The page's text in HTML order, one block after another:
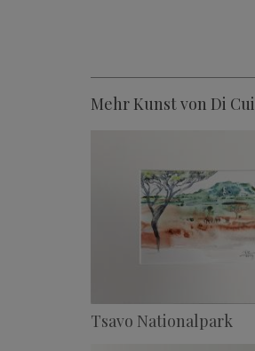
Mehr Kunst von Di Cui
Tsavo Nationalpark